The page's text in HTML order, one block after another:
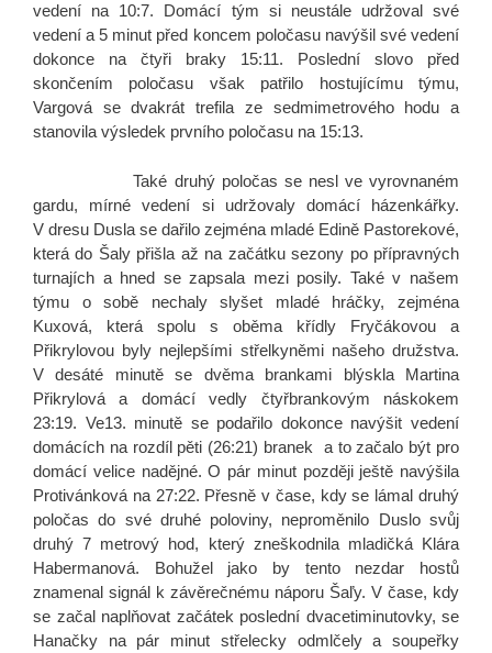
vedení na 10:7. Domácí tým si neustále udržoval své
vedení a 5 minut před koncem poločasu navýšil své vedení
dokonce na čtyři braky 15:11. Poslední slovo před
skončením poločasu však patřilo hostujícímu týmu,
Vargová se dvakrát trefila ze sedmimetrového hodu a
stanovila výsledek prvního poločasu na 15:13.
Také druhý poločas se nesl ve vyrovnaném
gardu, mírné vedení si udržovaly domácí házenkářky.
V dresu Dusla se dařilo zejména mladé Edině Pastorekové,
která do Šaly přišla až na začátku sezony po přípravných
turnajích a hned se zapsala mezi posily. Také v našem
týmu o sobě nechaly slyšet mladé hráčky, zejména
Kuxová, která spolu s oběma křídly Fryčákovou a
Přikrylovou byly nejlepšími střelkyněmi našeho družstva.
V desáté minutě se dvěma brankami blýskla Martina
Přikrylová a domácí vedly čtyřbrankovým náskokem
23:19. Ve13. minutě se podařilo dokonce navýšit vedení
domácích na rozdíl pěti (26:21) branek a to začalo být pro
domácí velice nadějné. O pár minut později ještě navýšila
Protivánková na 27:22. Přesně v čase, kdy se lámal druhý
poločas do své druhé poloviny, neproměnilo Duslo svůj
druhý 7 metrový hod, který zneškodnila mladičká Klára
Habermanová. Bohužel jako by tento nezdar hostů
znamenal signál k závěrečnému náporu Šaľy. V čase, kdy
se začal naplňovat začátek poslední dvacetiminutovky, se
Hanačky na pár minut střelecky odmlčely a soupeřky